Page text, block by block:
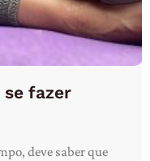
se fazer
deve saber que